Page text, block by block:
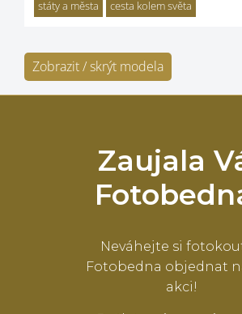
státy a města
cesta kolem světa
Zobrazit / skrýt modela
Zaujala
Neváhejte si
Fotobedna objednat
akci!